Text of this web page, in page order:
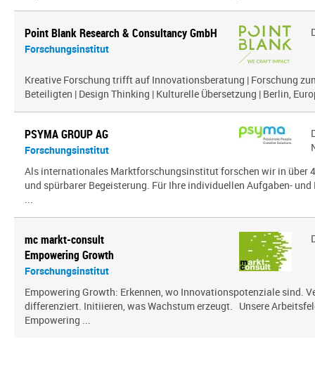
Point Blank Research & Consultancy GmbH
Forschungsinstitut
Kreative Forschung trifft auf Innovationsberatung | Forschung
Beteiligten | Design Thinking | Kulturelle Übersetzung | Berlin,
PSYMA GROUP AG
Forschungsinstitut
Als internationales Marktforschungsinstitut forschen wir in über
und spürbarer Begeisterung. Für Ihre individuellen Aufgaben-
...
mc markt-consult
Empowering Growth
Forschungsinstitut
Empowering Growth: Erkennen, wo Innovationspotenziale sind.
differenziert. Initiieren, was Wachstum erzeugt. Unsere
Empowering ...